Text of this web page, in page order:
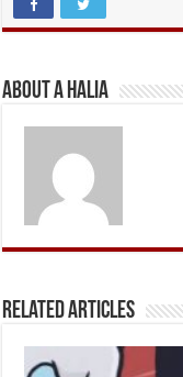
About A Halia
Related Articles